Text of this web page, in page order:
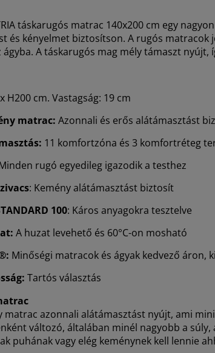
táskarugós matrac 140x200 cm egy
és kényelmet biztosítson. A rugós
ágyba. A táskarugós mag mély támaszt
H200 cm. Vastagság: 19 cm
matrac: Azonnali és erős alátámasztást
11 komfortzóna és 3 komfortréteg
rugó egyedileg igazodik a testhez
: Kemény alátámasztást biztosít
100: Káros anyagokra tesztelve
A huzat levehető és 60°C-on mosható
Minőségi matracok és ágyak kedvező áron,
Tartós választás
matrac azonnali alátámasztást nyújt, ami
változó, általában minél nagyobb a
puhának vagy elég keménynek kell lennie